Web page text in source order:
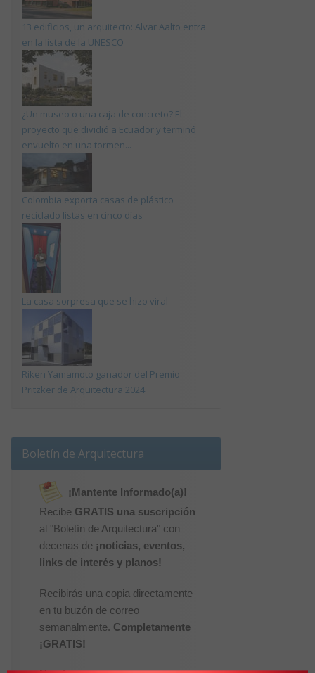
13 edificios, un arquitecto: Alvar Aalto entra
en la lista de la UNESCO
¿Un museo o una caja de concreto? El
proyecto que dividió a Ecuador y terminó
envuelto en una tormen...
Colombia exporta casas de plástico
reciclado listas en cinco días
La casa sorpresa que se hizo viral
Riken Yamamoto ganador del Premio
Pritzker de Arquitectura 2024
Boletín de Arquitectura
¡Mantente Informado(a)!
Recibe GRATIS una suscripción
al "Boletín de Arquitectura" con
decenas de ¡noticias, eventos,
links de interés y planos!
Recibirás una copia directamente
en tu buzón de correo
semanalmente. Completamente
¡GRATIS!